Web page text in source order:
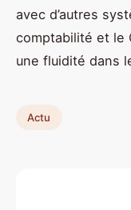
avec d’autres
comptabilité et le
une fluidité dans
Actu